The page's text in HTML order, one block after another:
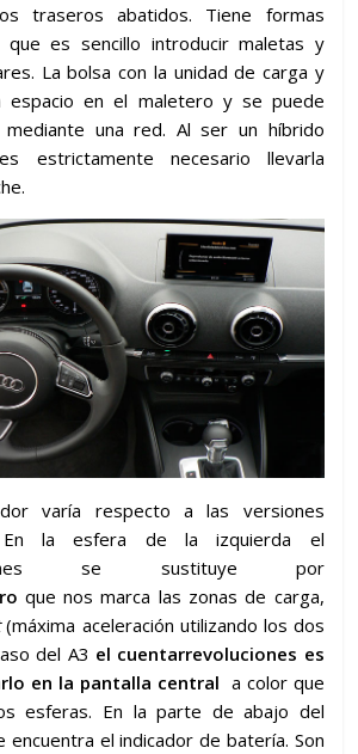
traseros abatidos. Tiene formas
es sencillo introducir maletas y
La bolsa con la unidad de carga y
espacio en el maletero y se puede
una red. Al ser un híbrido
estrictamente necesario llevarla
varía respecto a las versiones
En la esfera de la izquierda el
se sustituye por
que nos marca las zonas de carga,
(máxima aceleración utilizando los dos
del A3 el cuentarrevoluciones es
en la pantalla central a color que
esferas. En la parte de abajo del
el indicador de batería. Son